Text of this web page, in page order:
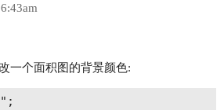
一个面积图的背景颜色: